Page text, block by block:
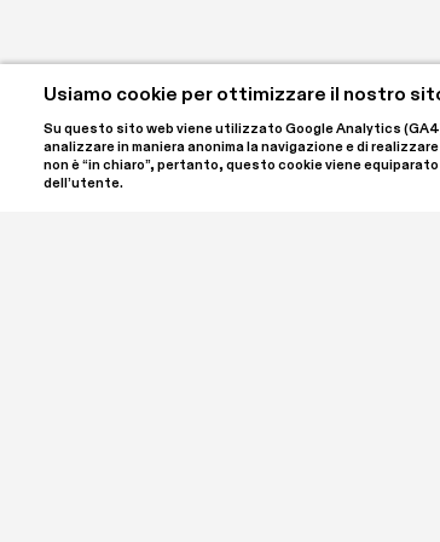
Usiamo cookie per ottimizzare il nostro
Su questo sito web viene utilizzato Google Analytics
analizzare in maniera anonima la navigazione e di
non è “in chiaro”, pertanto, questo cookie viene
dell’utente.